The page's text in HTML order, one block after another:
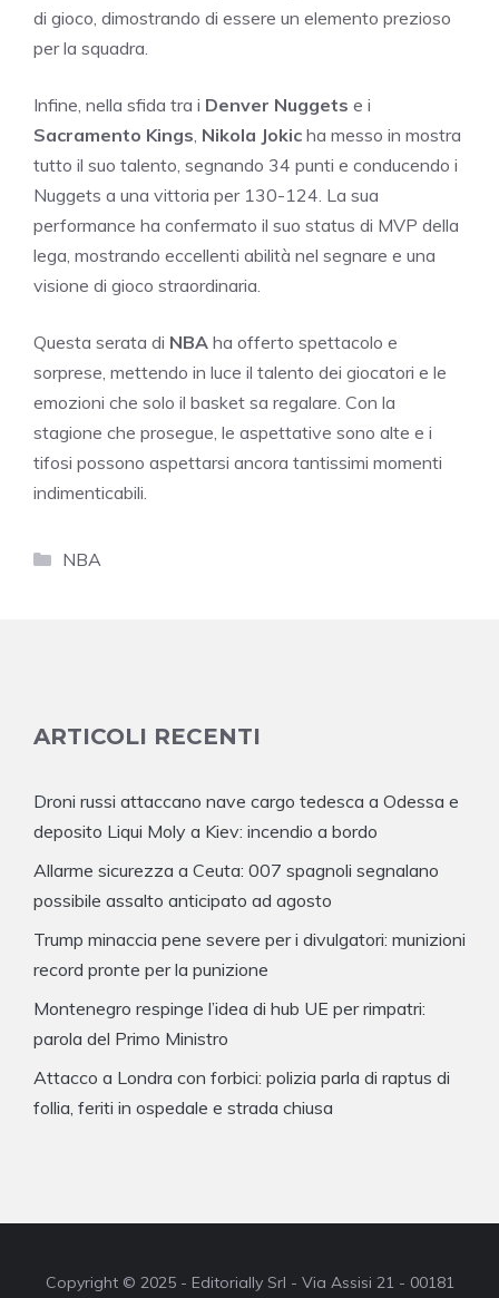
di gioco, dimostrando di essere un elemento prezioso
per la squadra.
Infine, nella sfida tra i Denver Nuggets e i
Sacramento Kings Nikola Jokic ha messo in mostra
tutto il suo talento, segnando 34 punti e conducendo i
Nuggets a una vittoria per 130-124. La sua
performance ha confermato il suo status di MVP della
lega, mostrando eccellenti abilità nel segnare e una
visione di gioco straordinaria.
Questa serata di NBA ha offerto spettacolo e
sorprese, mettendo in luce il talento dei giocatori e le
emozioni che solo il basket sa regalare. Con la
stagione che prosegue, le aspettative sono alte e i
tifosi possono aspettarsi ancora tantissimi momenti
indimenticabili.
Categorie
NBA
ARTICOLI RECENTI
Droni russi attaccano nave cargo tedesca a Odessa e
deposito Liqui Moly a Kiev: incendio a bordo
Allarme sicurezza a Ceuta: 007 spagnoli segnalano
possibile assalto anticipato ad agosto
Trump minaccia pene severe per i divulgatori: munizioni
record pronte per la punizione
Montenegro respinge l’idea di hub UE per rimpatri:
parola del Primo Ministro
Attacco a Londra con forbici: polizia parla di raptus di
follia, feriti in ospedale e strada chiusa
Copyright © 2025 - Editorially Srl - Via Assisi 21 - 00181